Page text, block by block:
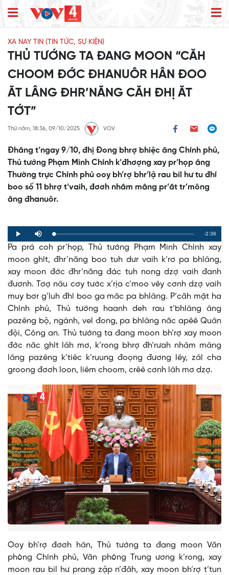
XA NAY TIN (TIN TỨC, SỰ KIỆN)
THỦ TƯỚNG TA ĐANG MOON “CĂH
CHOOM ĐỚC ĐHANUÔR HÂN ĐOO
ĂT LÂNG ĐHR’NĂNG CĂH ĐHỊ ĂT
TỚT”
Thứ năm, 18:36, 09/10/2025 VOV
Đhâng t’ngay 9/10, đhị Đong bhrợ bhiệc âng Chính phủ,
Thủ tướng Phạm Minh Chính k’đhơợng xay pr’họp âng
Thường trực Chính phủ ooy bh’rợ bhr’lậ rau bil hư tu đhí
boo số 11 bhrợ t’vaih, đơơh nhâm mâng pr’ăt tr’mông
âng đhanuôr.
Play Mute Loaded:
0%
Progress:
0%
Remaining
Time
-2:36
Pa prá coh pr’họp, Thủ tướng Phạm Minh Chính xay
moon ghít, đhr’năng boo tuh dưr vaih k’rơ pa bhlâng,
xay moon đớc đhr’năng đác tuh nong dzợ vaih đanh
đươnh. Tơợ nâu cơy tước x’rịa c’moo vêy cơnh dzợ vaih
muy bơr g’luh đhí boo ga măc pa bhlâng. P’căh mặt ha
Chính phủ, Thủ tướng haanh deh rau t’bhlâng âng
pazêng bộ, ngành, vel đong, pa bhlâng năc apêê Quân
đội, Công an. Thủ tướng ta đang moon bh’rợ xay moon
đớc năc ghít lâh mơ, k’rong bhrợ đh’rưah nhâm mâng
lâng pazêng k’tiêc k’ruung đoọng đương lêy, zâl cha
groong đơơh loon, liêm choom, crêê cơnh lâh mơ dzợ.
Ooy bh’rợ đơơh hân, Thủ tướng ta đang moon Văn
phòng Chính phủ, Văn phòng Trung ương k’rong, xay
moon rau bil hư prang zập n’đăh, xay moon bh’rợ t’tun